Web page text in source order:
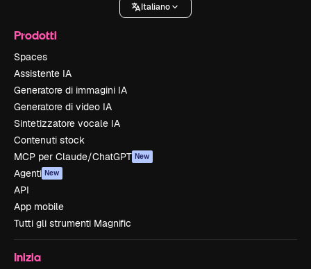
Italiano
Prodotti
Spaces
Assistente IA
Generatore di immagini IA
Generatore di video IA
Sintetizzatore vocale IA
Contenuti stock
MCP per Claude/ChatGPT New
Agenti New
API
App mobile
Tutti gli strumenti Magnific
Inizia